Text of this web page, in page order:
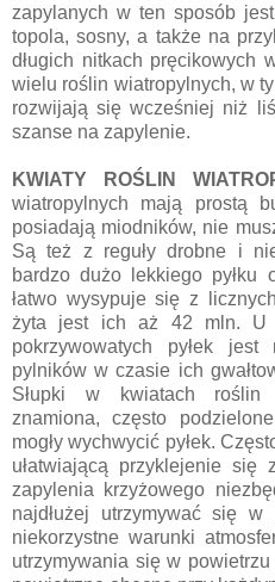
zapylanych w ten sposób
topola, sosny, a także na
długich nitkach pręcikowych
wielu roślin wiatropylnych, w
rozwijają się wcześniej niż
szanse na zapylenie.
KWIATY ROŚLIN
wiatropylnych mają prostą
posiadają miodników, nie
Są też z reguły drobne i
bardzo dużo lekkiego pyłku
łatwo wysypuje się z
żyta jest ich aż 42 mln. U
pokrzywowatych pyłek
pylników w czasie ich
Słupki w kwiatach roślin
znamiona, często
mogły wychwycić pyłek.
ułatwiającą przyklejenie się
zapylenia krzyżowego
najdłużej utrzymywać się
niekorzystne warunki
utrzymywania się w